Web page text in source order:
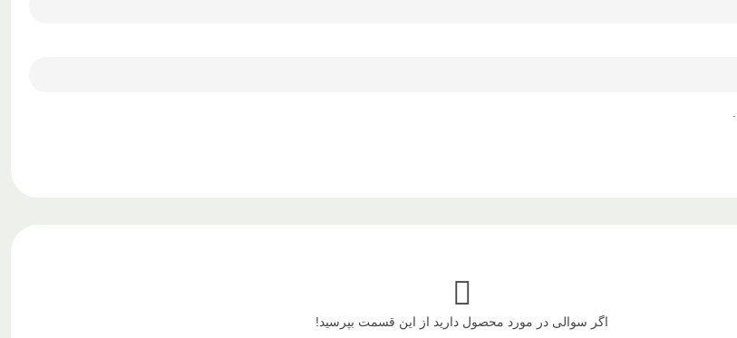
اگر سوالی در مورد محصول دارید از این قسمت بپرسید!